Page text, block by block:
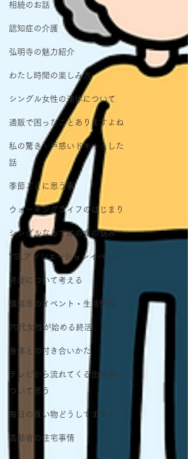
相続のお話
認知症の介護
弘明寺の魅力紹介
わたし時間の楽しみ方
シングル女性の連休について
通販で困ったことありますよね
私の驚き・戸惑いドキッとした
話
季節ごとに思う事
ウォーキングライフのはじまり
シングルならではの食の悩み
YSLアソシエーションイベント
終活について考える
横浜市のイベント・生活情報
70代女性が始める終活
身体との付き合いかた
テレビから流れてくる出来事に
ついて思う
毎日の買い物どうしてますか
高齢者の住宅事情